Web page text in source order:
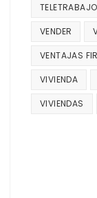
TELETRABAJO
VENDER
VENTAJAS
VIVIENDA
VIVIENDAS